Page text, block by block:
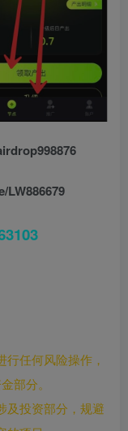
LW886679
任何风险操作，
部分。
及投资部分，规避